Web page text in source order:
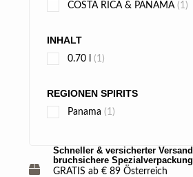
COSTA RICA & PANAMA (1)
INHALT
0.70 l (1)
REGIONEN SPIRITS
Panama (1)
Schneller & versicherter Versand
bruchsichere Spezialverpackung
GRATIS ab € 89 Österreich